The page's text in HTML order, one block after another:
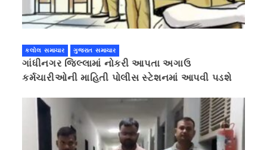
કલોલ સમાચાર ગુજરાત સમાચાર
ગાંધીનગર જિલ્લામાં નોકરી આપતા અગાઉ
કર્મચારીઓની માહિતી પોલીસ સ્ટેશનમાં આપવી પડશે